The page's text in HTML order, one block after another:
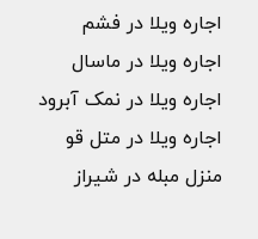
اجاره ویلا در فشم
اجاره ویلا در ماسال
اجاره ویلا در نمک آبرود
اجاره ویلا در متل قو
منزل مبله در شیراز